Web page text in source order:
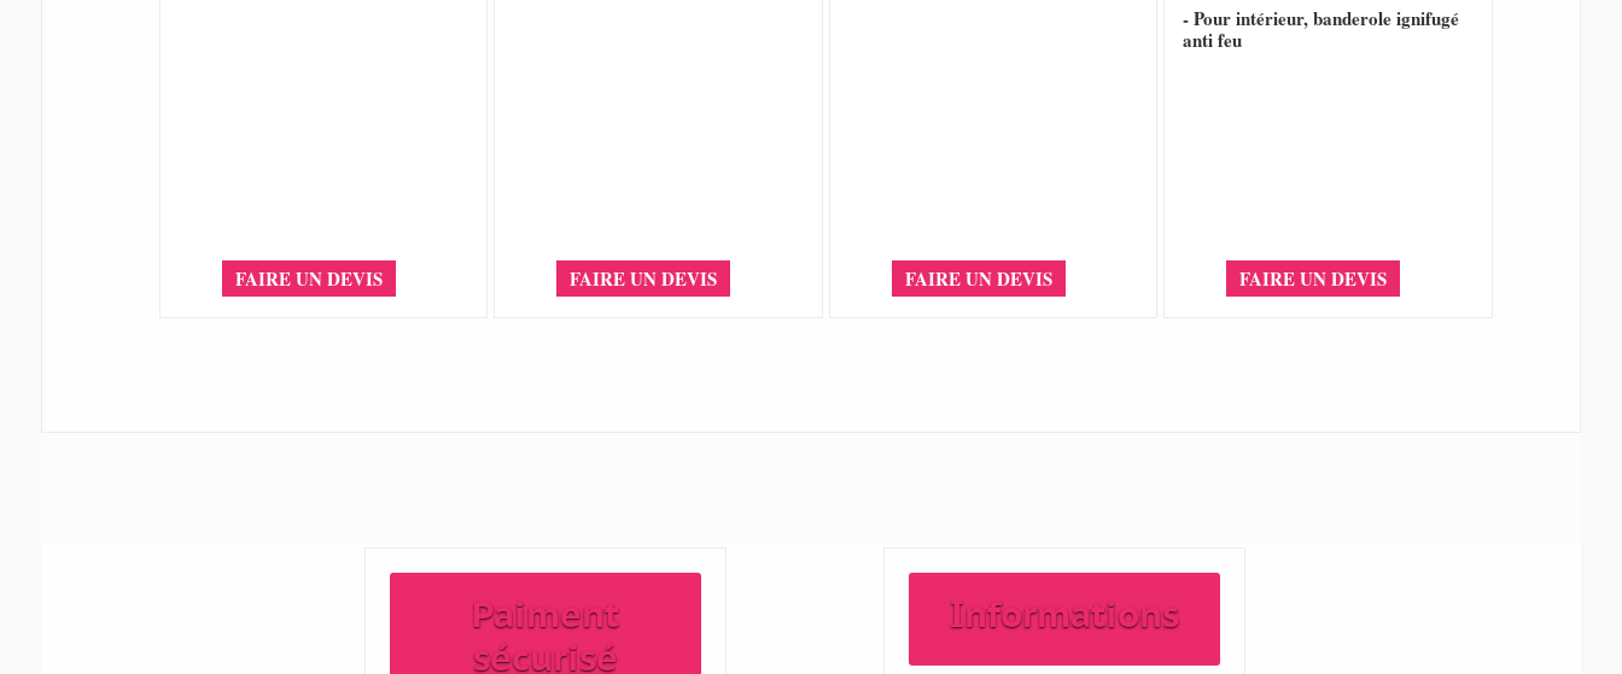
FAIRE UN DEVIS FAIRE UN DEVIS FAIRE UN DEVIS
- Pour intérieur, banderole ignifugé
anti feu
FAIRE UN DEVIS
Paiment
sécurisé
Informations